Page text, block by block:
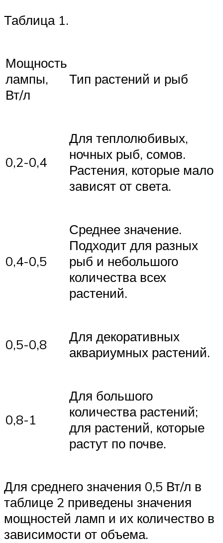
Таблица 1.
Мощность
лампы,
Вт/л
Тип растений и рыб
0,2-0,4
Для теплолюбивых,
ночных рыб, сомов.
Растения, которые мало
зависят от света.
0,4-0,5
Среднее значение.
Подходит для разных
рыб и небольшого
количества всех
растений.
0,5-0,8
Для декоративных
аквариумных растений.
0,8-1
Для большого
количества растений;
для растений, которые
растут по почве.
Для среднего значения 0,5 Вт/л в
таблице 2 приведены значения
мощностей ламп и их количество в
зависимости от объема.